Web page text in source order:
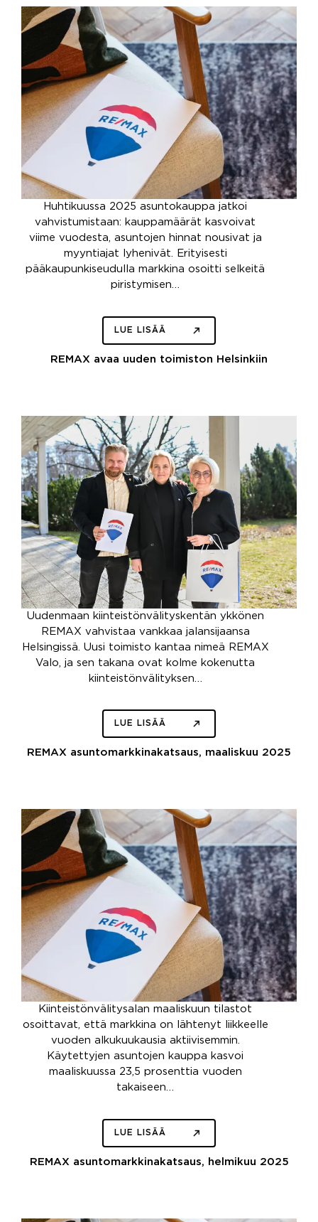
Huhtikuussa 2025 asuntokauppa jatkoi
vahvistumistaan: kauppamäärät kasvoivat
viime vuodesta, asuntojen hinnat nousivat ja
myyntiajat lyhenivät. Erityisesti
pääkaupunkiseudulla markkina osoitti selkeitä
piristymisen…
LUE LISÄÄ
REMAX avaa uuden toimiston Helsinkiin
Uudenmaan kiinteistönvälityskentän ykkönen
REMAX vahvistaa vankkaa jalansijaansa
Helsingissä. Uusi toimisto kantaa nimeä REMAX
Valo, ja sen takana ovat kolme kokenutta
kiinteistönvälityksen…
LUE LISÄÄ
REMAX asuntomarkkinakatsaus, maaliskuu 2025
Kiinteistönvälitysalan maaliskuun tilastot
osoittavat, että markkina on lähtenyt liikkeelle
vuoden alkukuukausia aktiivisemmin.
Käytettyjen asuntojen kauppa kasvoi
maaliskuussa 23,5 prosenttia vuoden
takaiseen…
LUE LISÄÄ
REMAX asuntomarkkinakatsaus, helmikuu 2025